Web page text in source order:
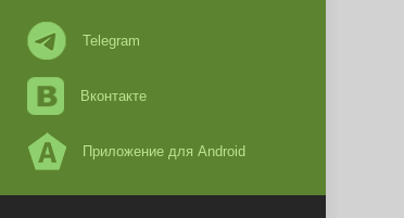
Telegram
Вконтакте
Приложение для Android